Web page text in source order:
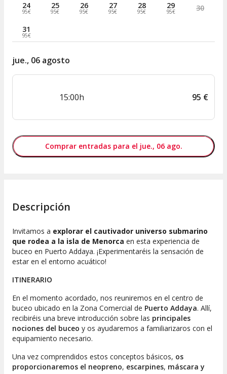
24
95€
25
95€
26
95€
27
95€
28
95€
29
95€ 30
31
95€
jue., 06 agosto
15:00h 95 €
Comprar entradas para el jue., 06 ago.
Descripción
Invitamos a explorar el cautivador universo submarino
que rodea a la isla de Menorca en esta experiencia de
buceo en Puerto Addaya. ¡Experimentaréis la sensación de
estar en el entorno acuático!
ITINERARIO
En el momento acordado, nos reuniremos en el centro de
buceo ubicado en la Zona Comercial de Puerto Addaya. Allí,
recibiréis una breve introducción sobre las principales
nociones del buceo y os ayudaremos a familiarizaros con el
equipamiento necesario.
Una vez comprendidos estos conceptos básicos, os
proporcionaremos el neopreno, escarpines, máscara y